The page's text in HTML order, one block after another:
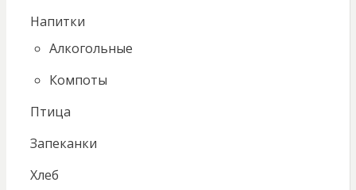
Напитки
Алкогольные
Компоты
Птица
Запеканки
Хлеб